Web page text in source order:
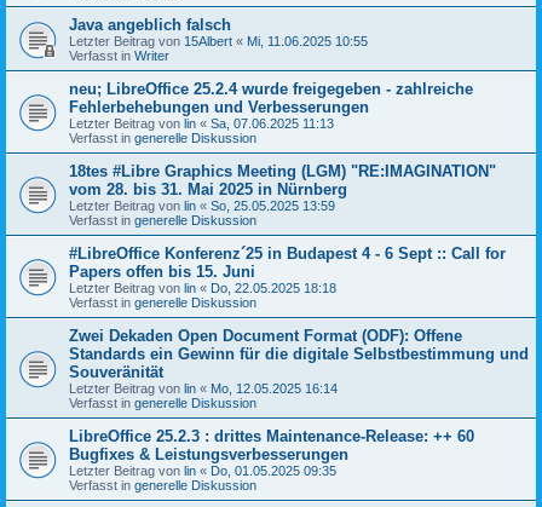
Java angeblich falsch
Letzter Beitrag von 15Albert « Mi, 11.06.2025 10:55
Verfasst in Writer
neu; LibreOffice 25.2.4 wurde freigegeben - zahlreiche
Fehlerbehebungen und Verbesserungen
Letzter Beitrag von lin « Sa, 07.06.2025 11:13
Verfasst in generelle Diskussion
18tes #Libre Graphics Meeting (LGM) "RE:IMAGINATION"
vom 28. bis 31. Mai 2025 in Nürnberg
Letzter Beitrag von lin « So, 25.05.2025 13:59
Verfasst in generelle Diskussion
#LibreOffice Konferenz´25 in Budapest 4 - 6 Sept :: Call for
Papers offen bis 15. Juni
Letzter Beitrag von lin « Do, 22.05.2025 18:18
Verfasst in generelle Diskussion
Zwei Dekaden Open Document Format (ODF): Offene
Standards ein Gewinn für die digitale Selbstbestimmung und
Souveränität
Letzter Beitrag von lin « Mo, 12.05.2025 16:14
Verfasst in generelle Diskussion
LibreOffice 25.2.3 : drittes Maintenance-Release: ++ 60
Bugfixes & Leistungsverbesserungen
Letzter Beitrag von lin « Do, 01.05.2025 09:35
Verfasst in generelle Diskussion